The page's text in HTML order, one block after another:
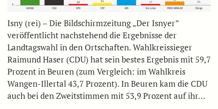
Isny (rei) – Die Bildschirmzeitung „Der Isnyer”
veröffentlicht nachstehend die Ergebnisse der
Landtagswahl in den Ortschaften. Wahlkreissieger
Raimund Haser (CDU) hat sein bestes Ergebnis mit 59,7
Prozent in Beuren (zum Vergleich: im Wahlkreis
Wangen-Illertal 43,7 Prozent). In Beuren kam die CDU
auch bei den Zweitstimmen mit 53,9 Prozent auf ihr…